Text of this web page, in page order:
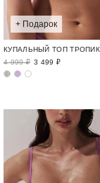
+ Подарок
4 999 ₽ 3 499 ₽